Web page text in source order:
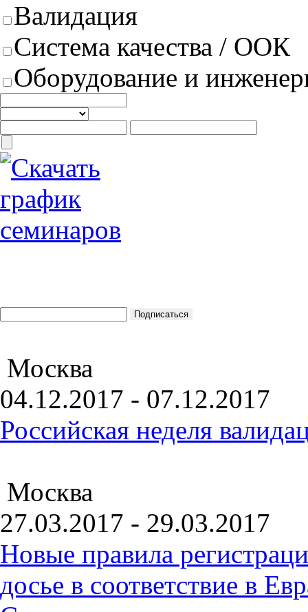
Валидация
Система качества / ООК
Оборудование и
Москва
04.12.2017 - 07.12.2017
Российская неделя
Москва
27.03.2017 - 29.03.2017
Новые правила
досье в соответствие в